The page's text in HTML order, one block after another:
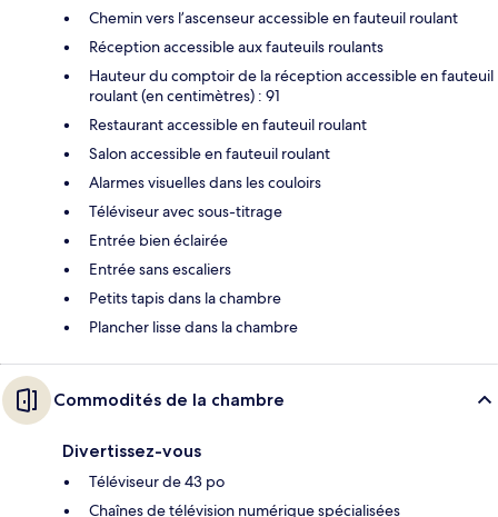
Chemin vers l’ascenseur accessible en fauteuil roulant
Réception accessible aux fauteuils roulants
Hauteur du comptoir de la réception accessible en fauteuil
roulant (en centimètres) : 91
Restaurant accessible en fauteuil roulant
Salon accessible en fauteuil roulant
Alarmes visuelles dans les couloirs
Téléviseur avec sous-titrage
Entrée bien éclairée
Entrée sans escaliers
Petits tapis dans la chambre
Plancher lisse dans la chambre
Commodités de la chambre
Divertissez-vous
Téléviseur de 43 po
Chaînes de télévision numérique spécialisées